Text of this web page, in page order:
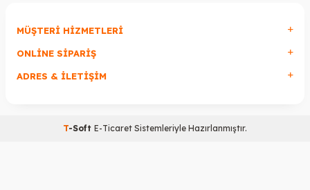
MÜŞTERI HIZMETLERI
ONLINE SIPARIŞ
ADRES & İLETIŞIM
T-Soft E-Ticaret Sistemleriyle Hazırlanmıştır.